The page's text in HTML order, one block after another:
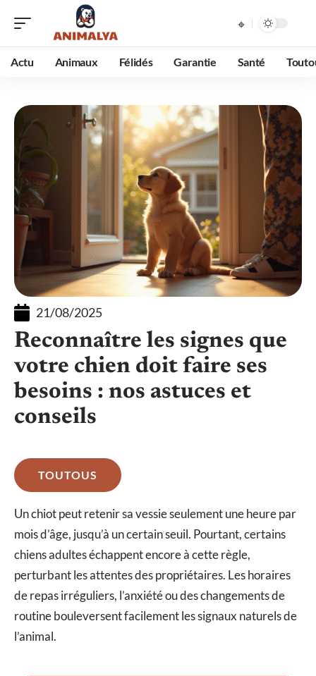
Actu Animaux Félidés Garantie Santé
21/08/2025
Reconnaître les signes que
votre chien doit faire ses
besoins : nos astuces et
conseils
TOUTOUS
Un chiot peut retenir sa vessie seulement une heure par
mois d’âge, jusqu’à un certain seuil. Pourtant, certains
chiens adultes échappent encore à cette règle,
perturbant les attentes des propriétaires. Les horaires
de repas irréguliers, l’anxiété ou des changements de
routine bouleversent facilement les signaux naturels de
l’animal.